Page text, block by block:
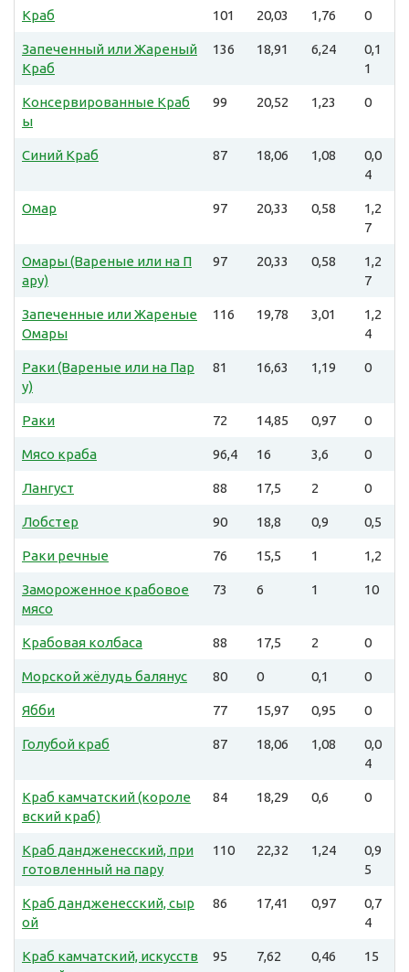
Краб 101 20,03 1,76 0
Запеченный или Жареный
Краб
136 18,91 6,24
0,1
1
Консервированные Краб
ы
99 20,52 1,23 0
Синий Краб 87 18,06 1,08
0,0
4
Омар 97 20,33 0,58
1,2
7
Омары (Вареные или на П
ару)
97 20,33 0,58
1,2
7
Запеченные или Жареные
Омары
116 19,78 3,01
1,2
4
Раки (Вареные или на Пар
у)
81 16,63 1,19 0
Раки 72 14,85 0,97 0
Мясо краба 96,4 16 3,6 0
Лангуст 88 17,5 2 0
Лобстер 90 18,8 0,9 0,5
Раки речные 76 15,5 1 1,2
Замороженное крабовое
мясо
73 6 1 10
Крабовая колбаса 88 17,5 2 0
Морской жёлудь балянус 80 0 0,1 0
Ябби 77 15,97 0,95 0
Голубой краб 87 18,06 1,08
0,0
4
Краб камчатский (короле
вский краб)
84 18,29 0,6 0
Краб дандженесский, при
готовленный на пару
110 22,32 1,24
0,9
5
Краб дандженесский, сыр
ой
86 17,41 0,97
0,7
4
Краб камчатский, искусств
95 7,62 0,46 15